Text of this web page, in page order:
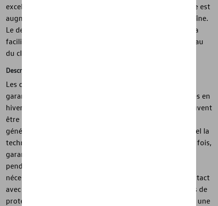
excellente adhérence, la durée de vie de la chaîne à neige est
augmentée grâce à la réversibilité des maillons de la chaîne.
Le démontage est à la fois très simple et fluide grâce à la
facilité de déblocage du système de verrouillage au niveau
du cliquet.
Description
Les chaînes à neige Servo 9 d'origine Volkswagen
garantissent une adhérence sûre sur les routes enneigées en
hiver. Les chaînes de montage fixes de haute qualité peuvent
être montées rapidement et facilement. La dernière
génération d'un cliquet tendeur automatique, dans lequel la
technologie brevetée Servo est utilisée pour la première fois,
garantit une tension précise et uniforme de la chaîne
pendant le trajet. La retension manuelle n'est plus
nécessaire. Toutes les pièces externes qui entrent en contact
avec la roue sont enfermées dans du plastique à des fins de
protection. Alors que le maillage serré de la chaîne offre une